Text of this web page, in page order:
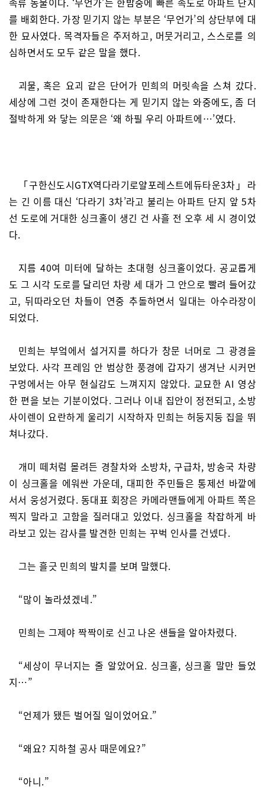
를 배회한다. 가장 믿기지 않는 부분은 ‘무언가’의 상단부에 대
한 묘사였다. 목격자들은 주저하고, 머뭇거리고, 스스로를 의
심하면서도 모두 같은 말을 했다.
괴물, 혹은 요괴 같은 단어가 민희의 머릿속을 스쳐 갔다.
세상에 그런 것이 존재한다는 게 믿기지 않는 와중에도, 좀 더
절박하게 와 닿는 의문은 ‘왜 하필 우리 아파트에…’였다.
「구한신도시GTX역다라기로얄포레스트에듀타운3차」라
는 긴 이름 대신 ‘다라기 3차’라고 불리는 아파트 단지 앞 5차
선 도로에 거대한 싱크홀이 생긴 건 사흘 전 오후 세 시 경이었
다.
지름 40여 미터에 달하는 초대형 싱크홀이었다. 공교롭게
도 그 시각 도로를 달리던 차량 세 대가 그 안으로 빨려 들어갔
고, 뒤따라오던 차들이 연중 추돌하면서 일대는 아수라장이
되었다.
민희는 부엌에서 설거지를 하다가 창문 너머로 그 광경을
보았다. 사각 프레임 안 범상한 풍경에 갑자기 생겨난 시커먼
구멍에서는 아무 현실감도 느껴지지 않았다. 교묘한 AI 영상
한 편을 보는 기분이었다. 그러나 이내 집안이 정전되고, 소방
사이렌이 요란하게 울리기 시작하자 민희는 허둥지둥 집을 뛰
쳐나갔다.
개미 떼처럼 몰려든 경찰차와 소방차, 구급차, 방송국 차량
이 싱크홀을 에워싼 가운데, 대피한 주민들은 통제선 바깥에
서서 웅성거렸다. 동대표 회장은 카메라맨들에게 아파트 쪽은
찍지 말라고 고함을 질러대고 있었다. 싱크홀을 착잡하게 바
라보고 있는 감사를 발견한 민희는 꾸벅 인사를 건넸다.
그는 흘긋 민희의 발치를 보며 말했다.
“많이 놀라셨겠네.”
민희는 그제야 짝짝이로 신고 나온 샌들을 알아차렸다.
“세상이 무너지는 줄 알았어요. 싱크홀, 싱크홀 말만 들었
지…”
“언제가 됐든 벌어질 일이었어요.”
“왜요? 지하철 공사 때문에요?”
“아니.”